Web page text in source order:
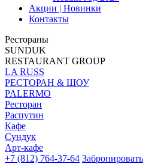
Акции | Новинки
Контакты
Рестораны
SUNDUK
RESTAURANT GROUP
LA RUSS
РЕСТОРАН & ШОУ
PALERMO
Ресторан
Распутин
Кафе
Сундук
Арт-кафе
+7 (812) 764-37-64 Забронировать